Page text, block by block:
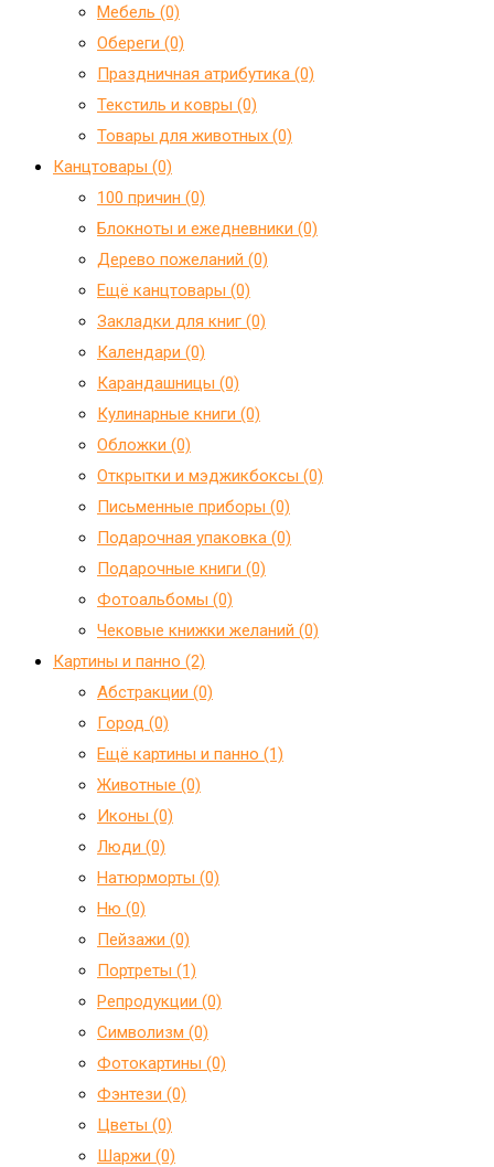
Мебель (0)
Обереги (0)
Праздничная атрибутика (0)
Текстиль и ковры (0)
Товары для животных (0)
Канцтовары (0)
100 причин (0)
Блокноты и ежедневники (0)
Дерево пожеланий (0)
Ещё канцтовары (0)
Закладки для книг (0)
Календари (0)
Карандашницы (0)
Кулинарные книги (0)
Обложки (0)
Открытки и мэджикбоксы (0)
Письменные приборы (0)
Подарочная упаковка (0)
Подарочные книги (0)
Фотоальбомы (0)
Чековые книжки желаний (0)
Картины и панно (2)
Абстракции (0)
Город (0)
Ещё картины и панно (1)
Животные (0)
Иконы (0)
Люди (0)
Натюрморты (0)
Ню (0)
Пейзажи (0)
Портреты (1)
Репродукции (0)
Символизм (0)
Фотокартины (0)
Фэнтези (0)
Цветы (0)
Шаржи (0)